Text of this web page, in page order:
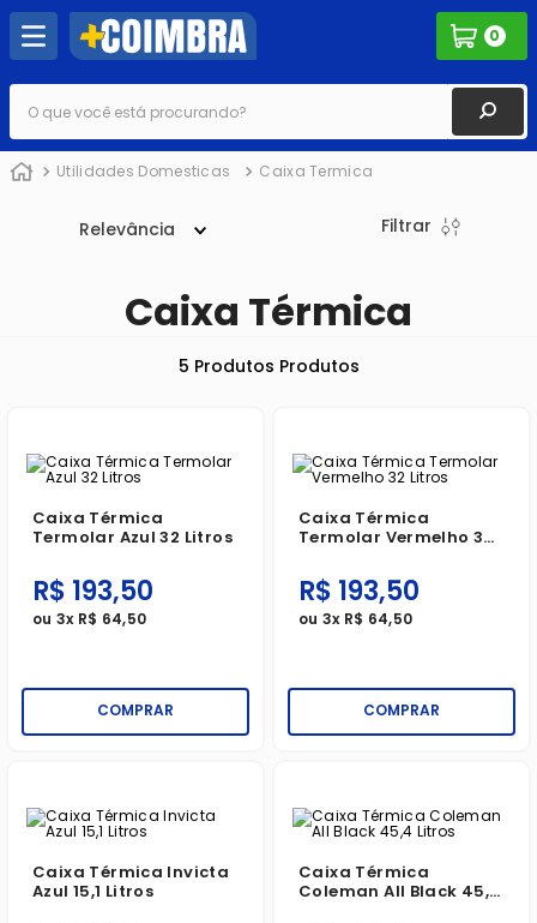
0
O que você está procurando?
Utilidades Domesticas Caixa Termica
Relevância Filtrar
Caixa Térmica
5 Produtos
Caixa Térmica
Termolar Azul 32 Litros
R$ 193,50
ou 3x R$ 64,50
COMPRAR
Caixa Térmica
Termolar Vermelho 32
R$ 193,50
ou 3x R$ 64,50
COMPRAR
Caixa Térmica Invicta
Azul 15,1 Litros
Caixa Térmica
Coleman All Black 45,4